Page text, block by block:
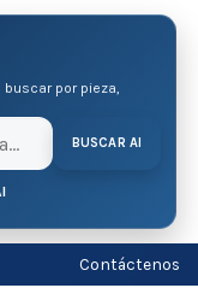
buscar por pieza,
BUSCAR AI
Contáctenos